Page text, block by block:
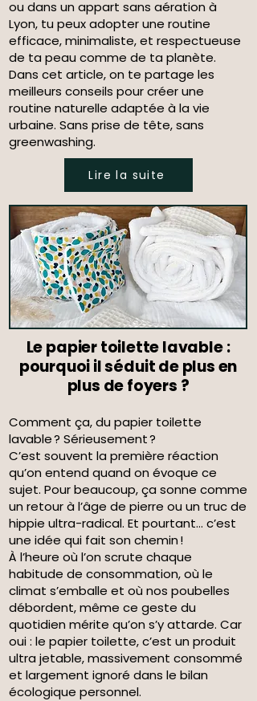
ou dans un appart sans aération à
Lyon, tu peux adopter une routine
efficace, minimaliste, et respectueuse
de ta peau comme de ta planète.
Dans cet article, on te partage les
meilleurs conseils pour créer une
routine naturelle adaptée à la vie
urbaine. Sans prise de tête, sans
greenwashing.
Lire la suite
Le papier toilette lavable :
pourquoi il séduit de plus en
plus de foyers ?
Comment ça, du papier toilette
lavable ? Sérieusement ?
C’est souvent la première réaction
qu’on entend quand on évoque ce
sujet. Pour beaucoup, ça sonne comme
un retour à l’âge de pierre ou un truc de
hippie ultra-radical. Et pourtant… c’est
une idée qui fait son chemin !
À l’heure où l’on scrute chaque
habitude de consommation, où le
climat s’emballe et où nos poubelles
débordent, même ce geste du
quotidien mérite qu’on s’y attarde. Car
oui : le papier toilette, c’est un produit
ultra jetable, massivement consommé
et largement ignoré dans le bilan
écologique personnel.